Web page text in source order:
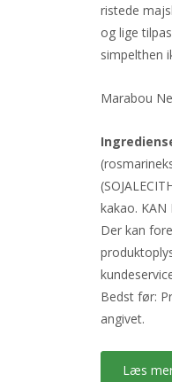
ristede
og lige
simpelthen
Marabou
kakao. KAN
Der kan
Bedst før:
angivet.
Læs